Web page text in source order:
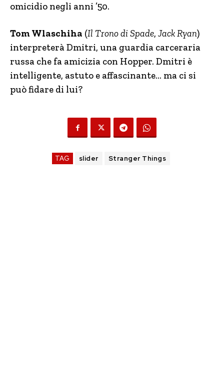
omicidio negli anni ’50.
Tom Wlaschiha (Il Trono di Spade, Jack Ryan)
interpreterà Dmitri, una guardia carceraria
russa che fa amicizia con Hopper. Dmitri è
intelligente, astuto e affascinante… ma ci si
può fidare di lui?
TAG slider Stranger Things